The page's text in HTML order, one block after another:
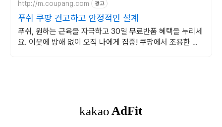
http://m.coupang.com 광고
푸쉬 쿠팡 견고하고 안정적인 설계
푸쉬, 원하는 근육을 자극하고 30일 무료반품 혜택을 누리세
요. 이웃에 방해 없이 오직 나에게 집중! 쿠팡에서 조용한 운